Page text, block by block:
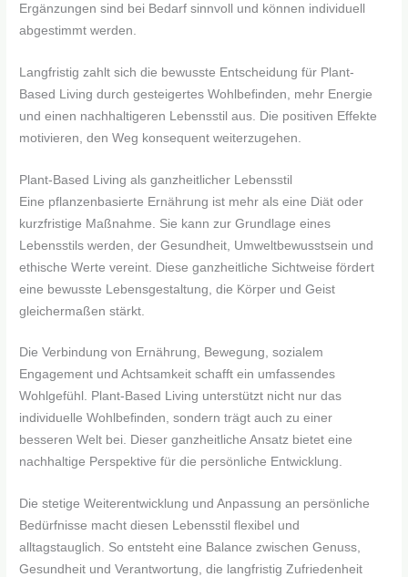
Ergänzungen sind bei Bedarf sinnvoll und können individuell
abgestimmt werden.
Langfristig zahlt sich die bewusste Entscheidung für Plant-
Based Living durch gesteigertes Wohlbefinden, mehr Energie
und einen nachhaltigeren Lebensstil aus. Die positiven Effekte
motivieren, den Weg konsequent weiterzugehen.
Plant-Based Living als ganzheitlicher Lebensstil
Eine pflanzenbasierte Ernährung ist mehr als eine Diät oder
kurzfristige Maßnahme. Sie kann zur Grundlage eines
Lebensstils werden, der Gesundheit, Umweltbewusstsein und
ethische Werte vereint. Diese ganzheitliche Sichtweise fördert
eine bewusste Lebensgestaltung, die Körper und Geist
gleichermaßen stärkt.
Die Verbindung von Ernährung, Bewegung, sozialem
Engagement und Achtsamkeit schafft ein umfassendes
Wohlgefühl. Plant-Based Living unterstützt nicht nur das
individuelle Wohlbefinden, sondern trägt auch zu einer
besseren Welt bei. Dieser ganzheitliche Ansatz bietet eine
nachhaltige Perspektive für die persönliche Entwicklung.
Die stetige Weiterentwicklung und Anpassung an persönliche
Bedürfnisse macht diesen Lebensstil flexibel und
alltagstauglich. So entsteht eine Balance zwischen Genuss,
Gesundheit und Verantwortung, die langfristig Zufriedenheit